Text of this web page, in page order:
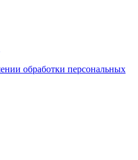
обработки персональных